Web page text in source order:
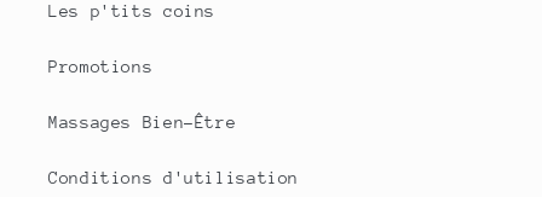
Les p'tits coins
Promotions
Massages Bien-Être
Conditions d'utilisation